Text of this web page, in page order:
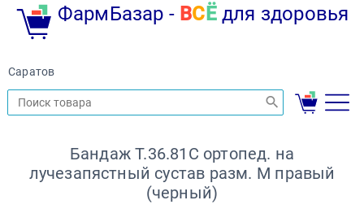
ФармБазар - ВС Ёдля здоровья
Саратов
Бандаж Т.36.81С ортопед. на
лучезапястный сустав разм. M правый
(черный)